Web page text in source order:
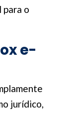
para o
e-
jurídico,